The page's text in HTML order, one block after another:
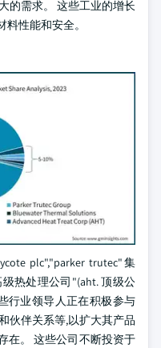
的需求。 这些工业的增长
性能和安全。
plc","parker trutec"集
热处理公司"(aht. 顶级公
行业领导人正在积极参与
伙伴关系等,以扩大其产品
在。 这些公司不断投资于